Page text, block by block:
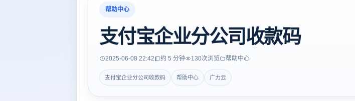
帮助中心
支付宝企业分公司收款码
2025-06-08 22:42 约 5 分钟 130次浏览 帮助中心
支付宝企业分公司收款码 帮助中心 广力云